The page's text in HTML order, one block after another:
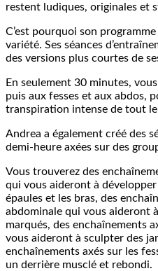
restent ludiques, originales et
C’est pourquoi son
variété. Ses séances
des versions plus courtes de
En seulement 30 minutes,
puis aux fesses et aux abdos,
transpiration intense de tout
Andrea a également créé des
demi-heure axées sur des
Vous trouverez des
qui vous aideront à
épaules et les bras, des
abdominale qui vous aideront
marqués, des enchaînements
vous aideront à sculpter des
enchaînements axés sur les
un derrière musclé et rebondi.